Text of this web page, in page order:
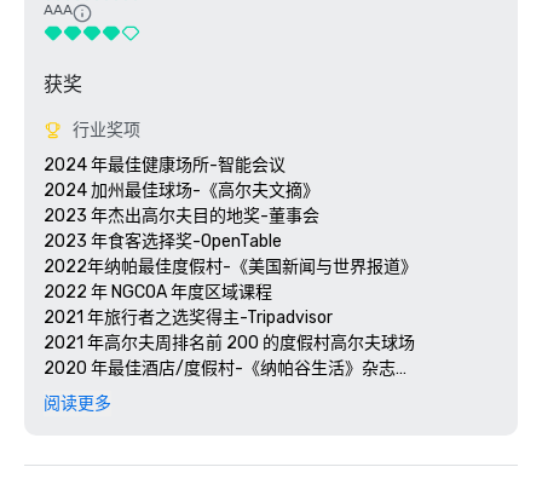
AAA
获奖
行业奖项
2024 年最佳健康场所-智能会议
2024 加州最佳球场-《高尔夫文摘》
2023 年杰出高尔夫目的地奖-董事会
2023 年食客选择奖-OpenTable
2022年纳帕最佳度假村-《美国新闻与世界报道》
2022 年 NGCOA 年度区域课程
2021 年旅行者之选奖得主-Tripadvisor
2021 年高尔夫周排名前 200 的度假村高尔夫球场
2020 年最佳酒店/度假村-《纳帕谷生活》杂志
2020 年旅行者选择奖-Tripadvisor
2018 年和 2019 年 TripAdvisor 卓越证书
阅读更多